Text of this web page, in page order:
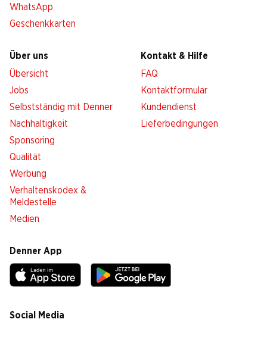
WhatsApp
Geschenkkarten
Über uns
Übersicht
Jobs
Selbstständig mit Denner
Nachhaltigkeit
Sponsoring
Qualität
Werbung
Verhaltenskodex &
Meldestelle
Medien
Kontakt & Hilfe
FAQ
Kontaktformular
Kundendienst
Lieferbedingungen
Denner App
Social Media